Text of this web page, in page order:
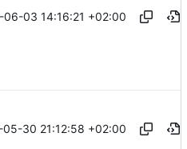
06-03 14:16:21 +02:00
05-30 21:12:58 +02:00